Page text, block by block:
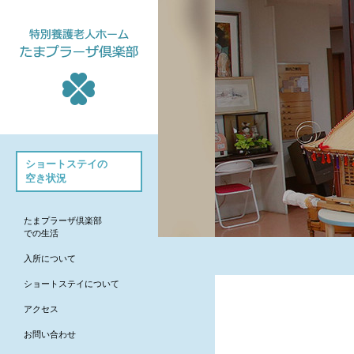
ショートステイの
空き状況
たまプラーザ倶楽部
での生活
入所について
ショートステイについて
アクセス
お問い合わせ
- たまプラーザ倶楽部での生
- ショートステイについて
- お知らせ
ちろりん村 横須賀